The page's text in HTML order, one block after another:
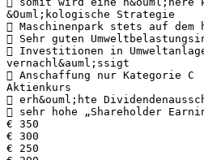
&Ouml;kologische Strategie
 Maschinenpark stets auf dem
 Sehr guten
 Investitionen in
vernachl&auml;ssigt
 Anschaffung nur Kategorie C
Aktienkurs
 erh&ouml;hte
 sehr hohe „Shareholder
€ 350
€ 300
€ 250